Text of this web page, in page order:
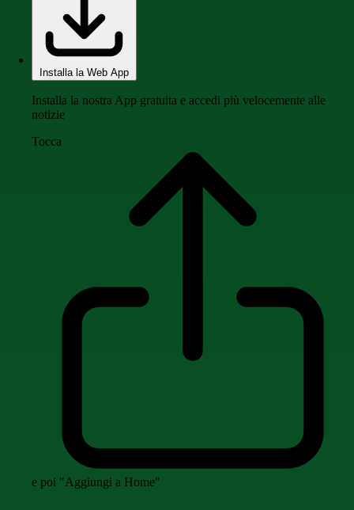
Installa la Web App
Installa la nostra App gratuita e accedi più velocemente alle
notizie
Tocca
e poi "Aggiungi a Home"